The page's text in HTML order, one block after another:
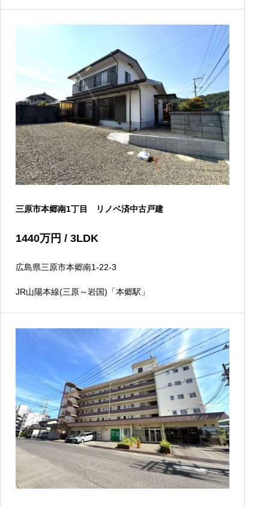
三原市本郷南1丁目 リノベ済中古戸建
1440万円 / 3LDK
広島県三原市本郷南1-22-3
JR山陽本線(三原～岩国)「本郷駅」